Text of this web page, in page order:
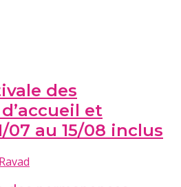
des
et
07 au 15/08 inclus